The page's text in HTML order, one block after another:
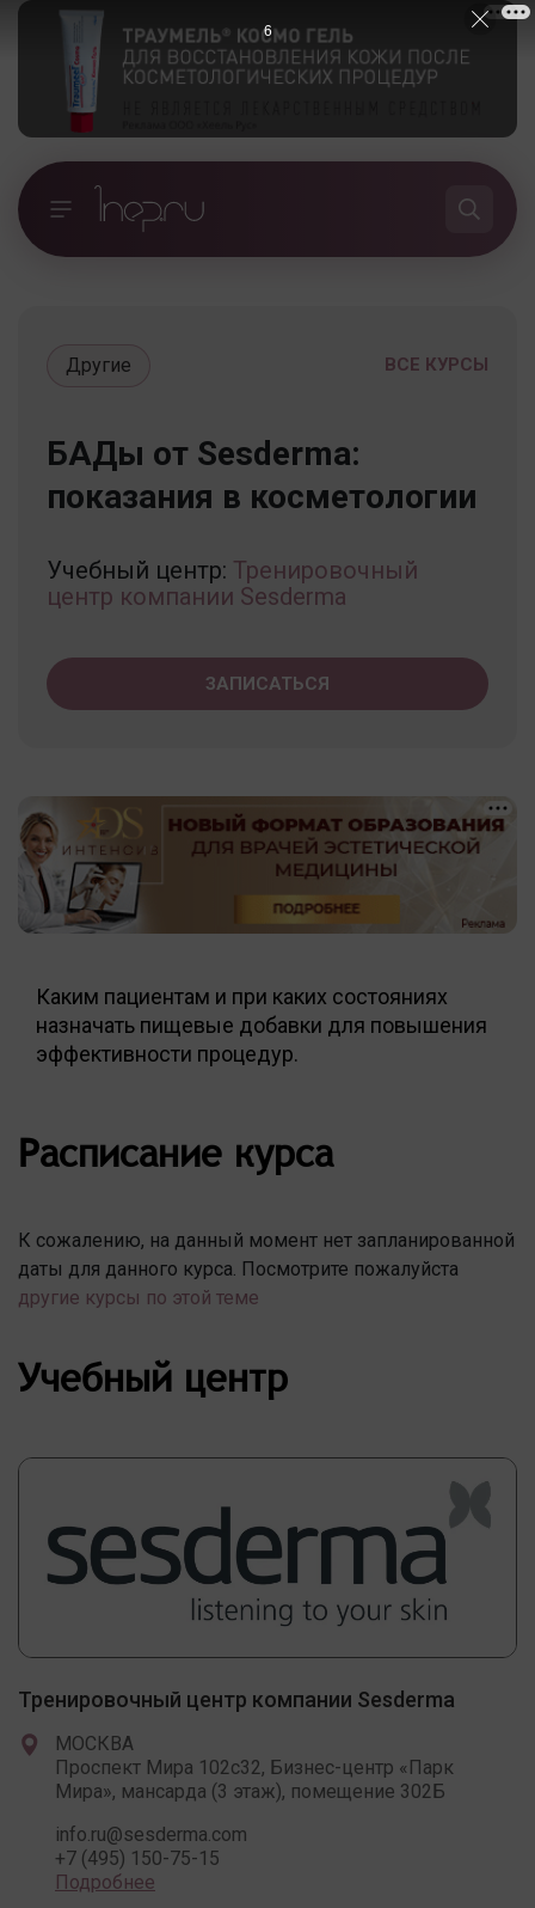
ВСЕ КУРСЫ
Другие
БАДы от Sesderma:
показания в косметологии
Учебный центр: Тренировочный
центр компании Sesderma
ЗАПИСАТЬСЯ
Каким пациентам и при каких состояниях
назначать пищевые добавки для повышения
эффективности процедур.
Расписание курса
К сожалению, на данный момент нет запланированной
даты для данного курса. Посмотрите пожалуйста
другие курсы по этой теме
Учебный центр
Тренировочный центр компании Sesderma
МОСКВА
Проспект Мира 102c32, Бизнес-центр «Парк
Мира», мансарда (3 этаж), помещение 302Б
info.ru@sesderma.com
+7 (495) 150-75-15
Подробнее
5